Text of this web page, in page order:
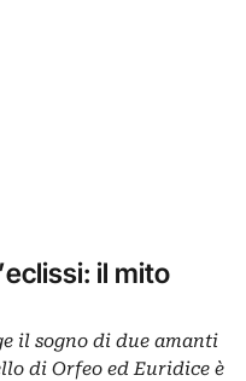
il mito
il sogno di due amanti
di Orfeo ed Euridice è